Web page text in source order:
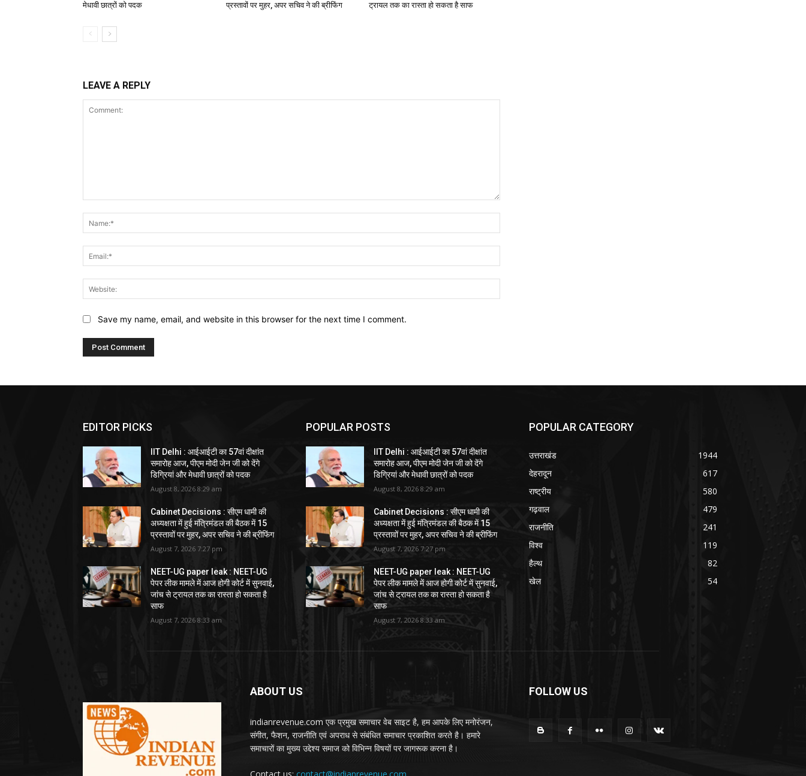
मेधावी छात्रों को पदक
प्रस्तावों पर मुहर, अपर सचिव ने की ब्रीफिंग
ट्रायल तक का रास्ता हो सकता है साफ
LEAVE A REPLY
Save my name, email, and website in this browser for the next time I comment.
EDITOR PICKS
IIT Delhi : आईआईटी का 57वां दीक्षांत
समारोह आज, पीएम मोदी जेन जी को देंगे
डिग्रियां और मेधावी छात्रों को पदक
August 8, 2026 8:29 am
Cabinet Decisions : सीएम धामी की
अध्यक्षता में हुई मंत्रिमंडल की बैठक में 15
प्रस्तावों पर मुहर, अपर सचिव ने की ब्रीफिंग
August 7, 2026 7:27 pm
NEET-UG paper leak : NEET-UG
पेपर लीक मामले में आज होगी कोर्ट में सुनवाई,
जांच से ट्रायल तक का रास्ता हो सकता है
साफ
August 7, 2026 8:33 am
POPULAR POSTS
IIT Delhi : आईआईटी का 57वां दीक्षांत
समारोह आज, पीएम मोदी जेन जी को देंगे
डिग्रियां और मेधावी छात्रों को पदक
August 8, 2026 8:29 am
Cabinet Decisions : सीएम धामी की
अध्यक्षता में हुई मंत्रिमंडल की बैठक में 15
प्रस्तावों पर मुहर, अपर सचिव ने की ब्रीफिंग
August 7, 2026 7:27 pm
NEET-UG paper leak : NEET-UG
पेपर लीक मामले में आज होगी कोर्ट में सुनवाई,
जांच से ट्रायल तक का रास्ता हो सकता है
साफ
August 7, 2026 8:33 am
POPULAR CATEGORY
उत्तराखंड
1944
देहरादून
617
राष्ट्रीय
580
गढ़वाल
479
राजनीति
241
विश्व
119
हैल्थ
82
खेल
54
ABOUT US
indianrevenue.com एक प्रमुख समाचार वेब साइट है, हम आपके लिए मनोरंजन,
संगीत, फैशन, राजनीति एवं अपराध से संबंधित समाचार प्रकाशित करते है। हमारे
समाचारों का मुख्य उद्देश्य समाज को विभिन्न विषयों पर जागरूक करना है।
FOLLOW US